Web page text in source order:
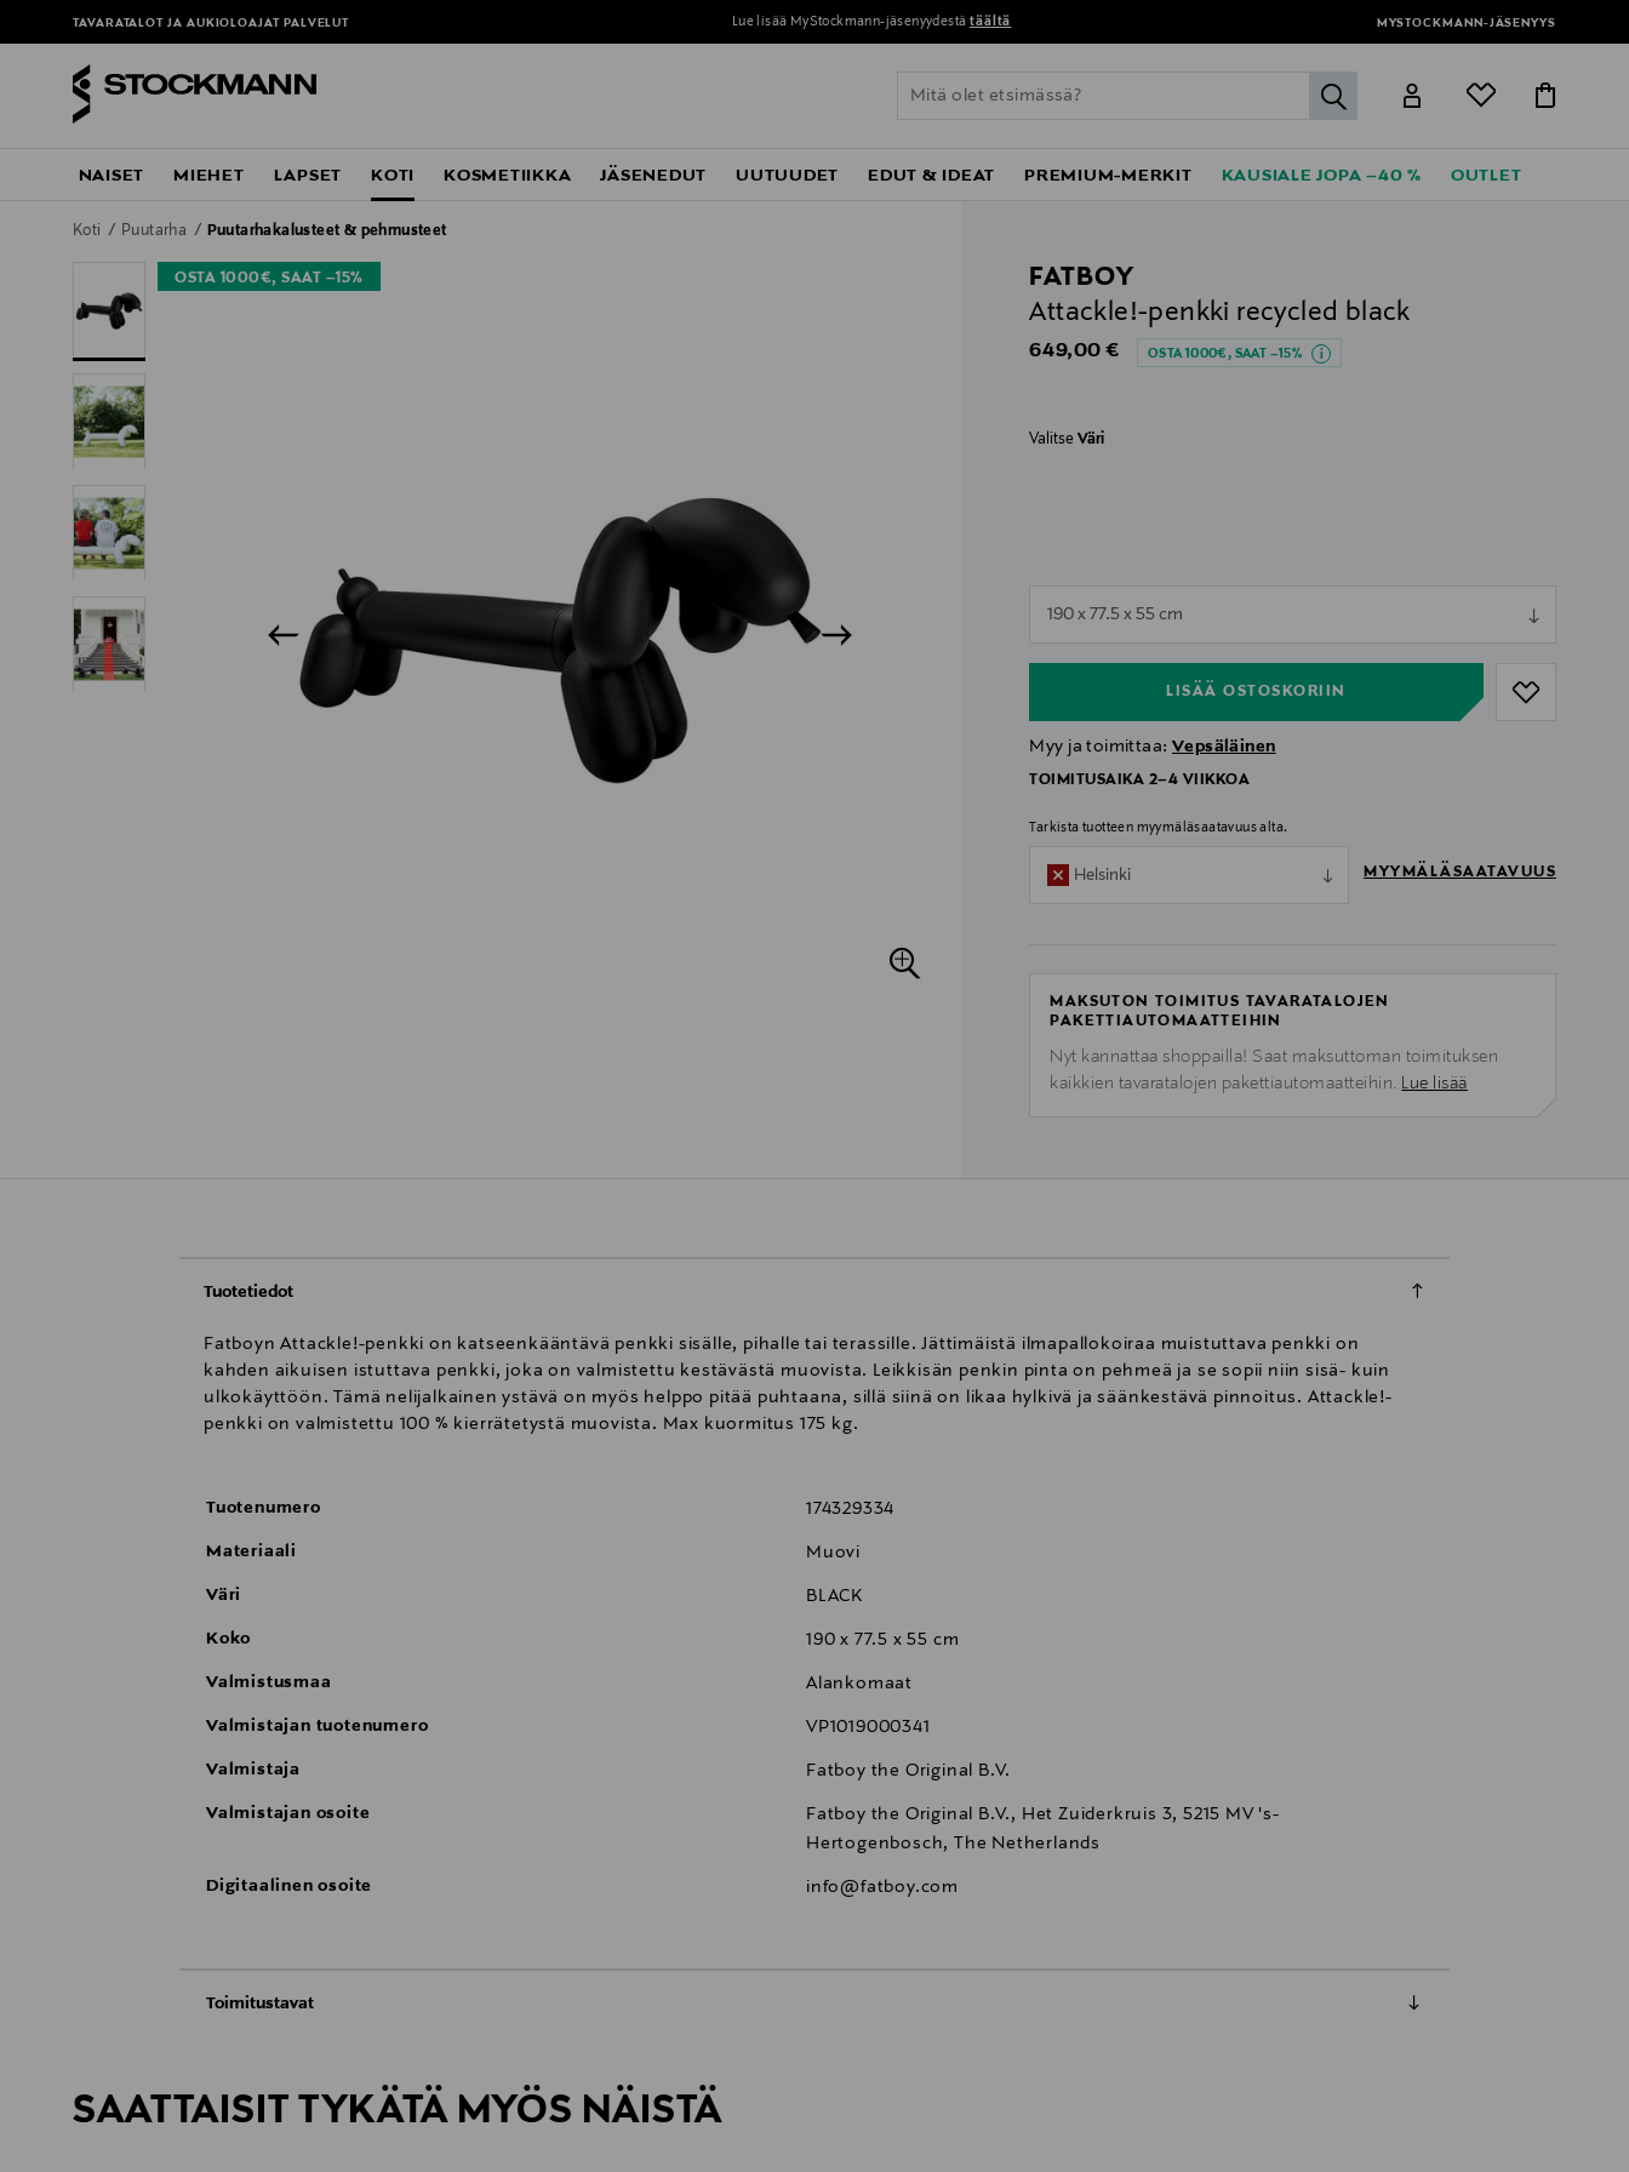
TAVARATALOT JA AUKIOLOAJAT PALVELUT Lue lisää MyStockmann-jäsenyydestä täältä MYSTOCKMANN-JÄSENYYS
label.header.go
NAISET MIEHET LAPSET KOTI KOSMETIIKKA JÄSENEDUT UUTUUDET EDUT & IDEAT PREMIUM-MERKIT KAUSIALE JOPA –40 % OUTLET
Koti Puutarha Puutarhakalusteet & pehmusteet
OSTA 1000€, SAAT –15%
FATBOY
Attackle!-penkki recycled black
Original Price
649,00 € OSTA 1000€, SAAT –15%
ValitseVäri
190 x 77.5 x 55 cm
LISÄÄ OSTOSKORIIN
null
Myy ja toimittaa: Vepsäläinen
TOIMITUSAIKA 2–4 VIIKKOA
Tarkista tuotteen myymäläsaatavuus alta.
Helsinki MYYMÄLÄSAATAVUUS
MAKSUTON TOIMITUS TAVARATALOJEN
PAKETTIAUTOMAATTEIHIN
Nyt kannattaa shoppailla! Saat maksuttoman toimituksen
kaikkien tavaratalojen pakettiautomaatteihin. Lue lisää
Tuotetiedot
Fatboyn Attackle!-penkki on katseenkääntävä penkki sisälle, pihalle tai terassille. Jättimäistä ilmapallokoiraa muistuttava penkki on
kahden aikuisen istuttava penkki, joka on valmistettu kestävästä muovista. Leikkisän penkin pinta on pehmeä ja se sopii niin sisä- kuin
ulkokäyttöön. Tämä nelijalkainen ystävä on myös helppo pitää puhtaana, sillä siinä on likaa hylkivä ja säänkestävä pinnoitus. Attackle!-
penkki on valmistettu 100 % kierrätetystä muovista. Max kuormitus 175 kg.
Tuotenumero 174329334
Materiaali Muovi
Väri BLACK
Koko 190 x 77.5 x 55 cm
Valmistusmaa Alankomaat
Valmistajan tuotenumero VP1019000341
Valmistaja Fatboy the Original B.V.
Valmistajan osoite
Fatboy the Original B.V., Het Zuiderkruis 3, 5215 MV 's-
Hertogenbosch, The Netherlands
Digitaalinen osoite info@fatboy.com
Toimitustavat
Kotiinkuljetus
SAATTAISIT TYKÄTÄ MYÖS NÄISTÄ